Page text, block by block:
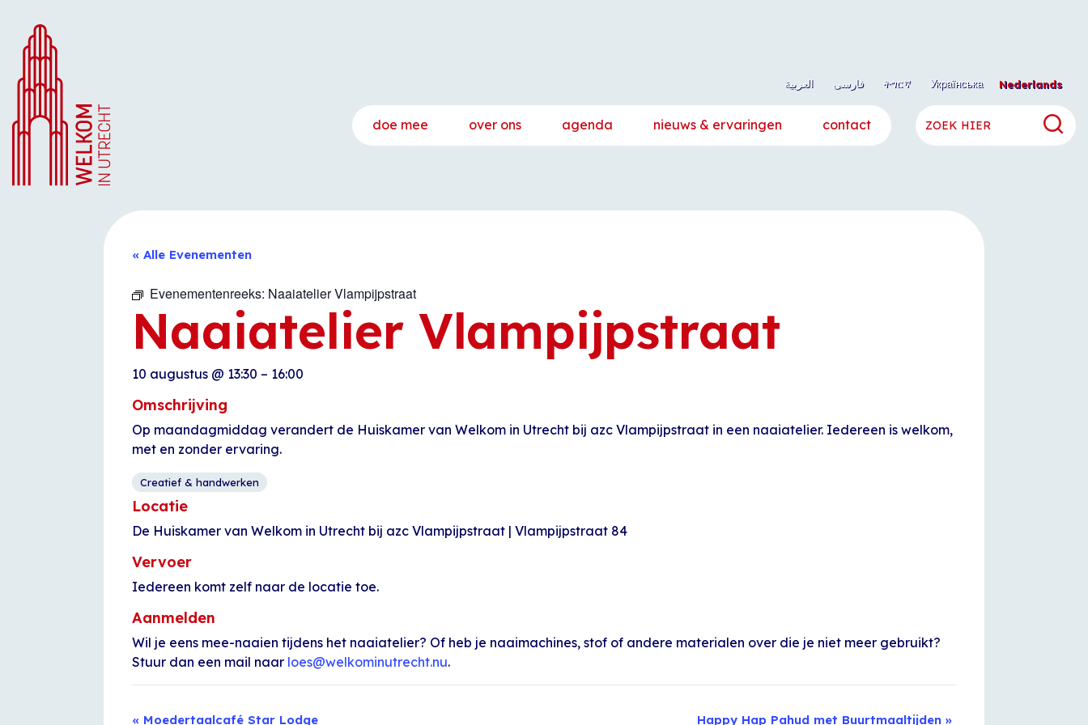
Nederlands العربية فارسی ትግርኛ Українська
doe mee over ons agenda nieuws & ervaringen contact
« Alle Evenementen
Evenementenreeks: Naaiatelier Vlampijpstraat
Naaiatelier Vlampijpstraat
10 augustus @ 13:30 – 16:00
Omschrijving
Op maandagmiddag verandert de Huiskamer van Welkom in Utrecht bij azc Vlampijpstraat in een naaiatelier. Iedereen is welkom,
met en zonder ervaring.
Creatief & handwerken
Locatie
De Huiskamer van Welkom in Utrecht bij azc Vlampijpstraat | Vlampijpstraat 84
Vervoer
Iedereen komt zelf naar de locatie toe.
Aanmelden
Wil je eens mee-naaien tijdens het naaiatelier? Of heb je naaimachines, stof of andere materialen over die je niet meer gebruikt?
Stuur dan een mail naar loes@welkominutrecht.nu.
Evenement
« Moedertaalcafé Star Lodge Happy Hap Pahud met Buurtmaaltijden »